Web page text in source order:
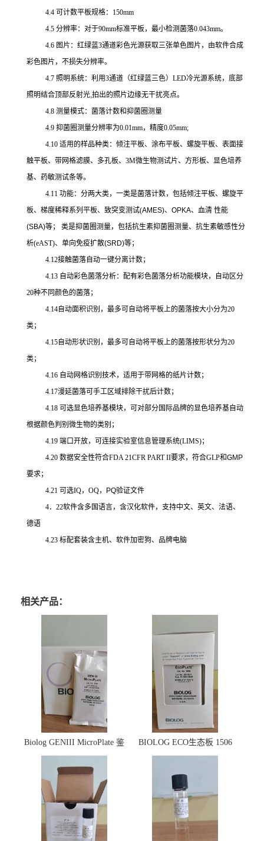
4.4 可计数平板规格：150mm
4.5 分辨率：对于90mm标准平板，最小检测菌落0.043mm。
4.6 图片：红绿蓝3通道彩色光源获取三张单色图片，由软件合成
彩色图片，不损失分辨率。
4.7 照明系统：利用3通道（红绿蓝三色）LED冷光源系统，底部
照明结合顶部反射光,拍出的照片边缘无干扰亮点。
4.8 测量模式：菌落计数和抑菌圈测量
4.9 抑菌圈测量分辨率为0.01mm，精度0.05mm;
4.10 适用的样品种类：倾注平板、涂布平板、螺旋平板、表面接
触平板、带网格滤膜、多孔板、3M微生物测试片、方形板、显色培养
基、药敏测试条等。
4.11 功能：分两大类，一类是菌落计数，包括倾注平板、螺旋平
板、梯度稀释系列平板、致突变测试(AMES)、 OPKA、血清 性能
(SBA)等；
类是抑菌圈测量，包括抗生素抑菌圈测量、抗生素敏感性分
析(eAST)、 单向免疫扩散(SRD)等；
4.12接触菌落自动一键分离计数；
4.13 自动彩色菌落分析：配有彩色菌落分析功能模块，自动区分
20种不同颜色的菌落；
4.14自动面积识别，最多可自动将平板上的菌落按大小分为20
类；
4.15自动形状识别，最多可自动将平板上的菌落按形状分为20
类；
4.16 自动网格识别技术，适用于带网格的纸片计数；
4.17漫延菌落可手工区域排除干扰后计数；
4.18 可选显色培养基模块，可对部分国际品牌的显色培养基自动
根据颜色判别微生物的类别；
4.19 端口开放，可连接实验室信息管理系统(LIMS)；
4.20 数据安全性符合FDA 21CFR PART II要求，符合GLP和GMP
要求；
4.21 可选IQ，OQ，PQ验证文件
4．22软件含多国语言，含汉化软件，支持中文、英文、法语、
德语
4.23 标配套装含主机、软件加密狗、品牌电脑
相关产品：
Biolog GENIII MicroPlate 鉴
定板 1030
BIOLOG ECO生态板 1506